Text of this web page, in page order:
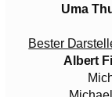
Uma
Bester
Albert